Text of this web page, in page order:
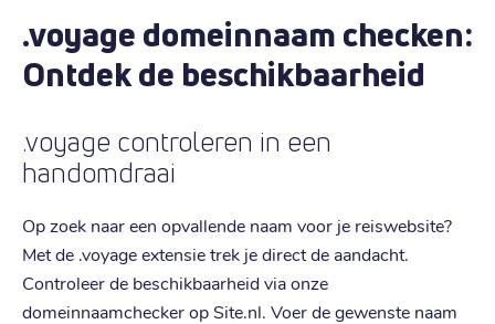
.voyage domeinnaam checken:
Ontdek de beschikbaarheid
.voyage controleren in een
handomdraai
Op zoek naar een opvallende naam voor je reiswebsite?
Met de .voyage extensie trek je direct de aandacht.
Controleer de beschikbaarheid via onze
domeinnaamchecker op Site.nl. Voer de gewenste naam